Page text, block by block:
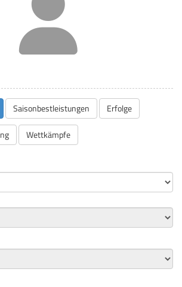
Saisonbestleistungen Erfolge
Wettkämpfe